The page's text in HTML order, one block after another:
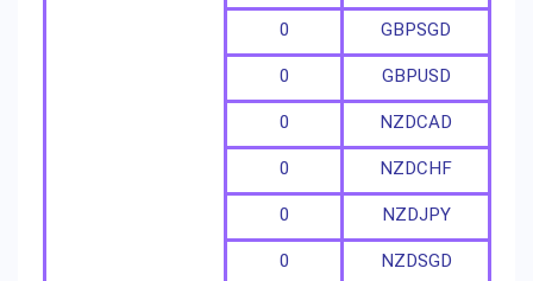
GBPSGD
0
GBPUSD
0
NZDCAD
0
NZDCHF
0
NZDJPY
0
NZDSGD
0